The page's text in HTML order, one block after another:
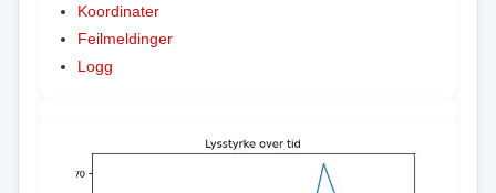
Koordinater
Feilmeldinger
Logg